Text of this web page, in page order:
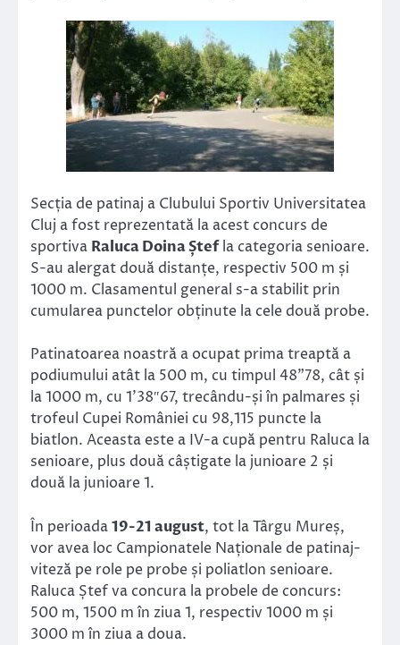
Secția de patinaj a Clubului Sportiv Universitatea
Cluj a fost reprezentată la acest concurs de
sportiva Raluca Doina Ștefla categoria senioare.
S-au alergat două distanțe, respectiv 500 m și
1000 m. Clasamentul general s-a stabilit prin
cumularea punctelor obținute la cele două probe.
Patinatoarea noastră a ocupat prima treaptă a
podiumului atât la 500 m, cu timpul 48”78, cât și
la 1000 m, cu 1’38″67, trecându-și în palmares și
trofeul Cupei României cu 98,115 puncte la
biatlon. Aceasta este a IV-a cupă pentru Raluca la
senioare, plus două câștigate la junioare 2 și
două la junioare 1.
În perioada19-21 august, tot la Târgu Mureș,
vor avea loc Campionatele Naționale de patinaj-
viteză pe role pe probe și poliatlon senioare.
Raluca Ștef va concura la probele de concurs:
500 m, 1500 m în ziua 1, respectiv 1000 m și
3000 m în ziua a doua.